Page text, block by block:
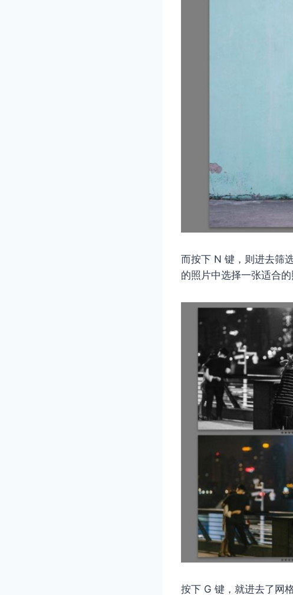
而按下 N 键，则进去筛
的照片中选择一张适合的
按下 G 键，就进去了网